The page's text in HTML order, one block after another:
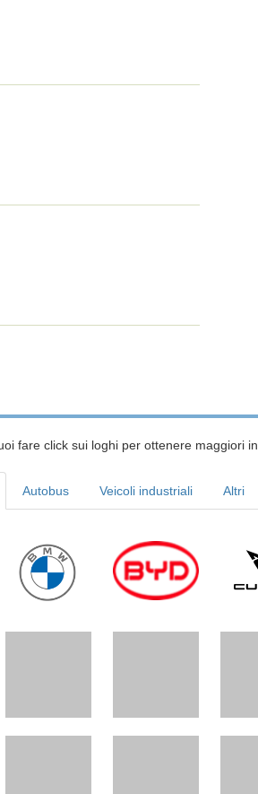
fare click sui loghi per ottenere maggiori
Autobus Veicoli industriali Altri